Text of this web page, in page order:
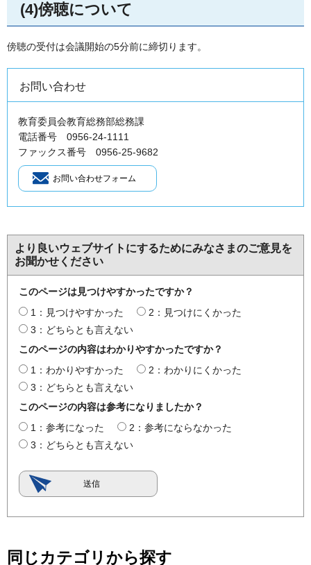
(4)傍聴について
傍聴の受付は会議開始の5分前に締切ります。
お問い合わせ
教育委員会教育総務部総務課
電話番号 0956-24-1111
ファックス番号 0956-25-9682
より良いウェブサイトにするためにみなさまのご意見を
お聞かせください
このページは見つけやすかったですか？
1：見つけやすかった
2：見つけにくかった
3：どちらとも言えない
このページの内容はわかりやすかったですか？
1：わかりやすかった
2：わかりにくかった
3：どちらとも言えない
このページの内容は参考になりましたか？
1：参考になった
2：参考にならなかった
3：どちらとも言えない
同じカテゴリから探す